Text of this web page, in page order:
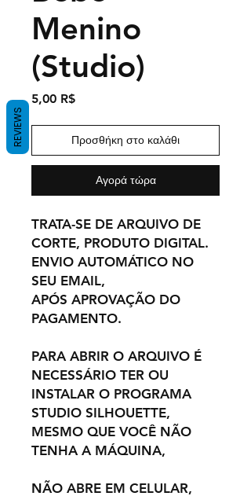
Menino
(Studio)
5,00 R$Τιμή
Προσθήκη στο καλάθι
Αγορά τώρα
TRATA-SE DE ARQUIVO DE
CORTE, PRODUTO DIGITAL.
ENVIO AUTOMÁTICO NO
SEU EMAIL,
APÓS APROVAÇÃO DO
PAGAMENTO.
PARA ABRIR O ARQUIVO É
NECESSÁRIO TER OU
INSTALAR O PROGRAMA
STUDIO SILHOUETTE,
MESMO QUE VOCÊ NÃO
TENHA A MÁQUINA,
NÃO ABRE EM CELULAR,
REVIEWS